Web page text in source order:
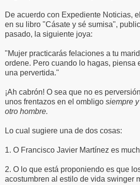
De acuerdo con Expediente Noticias,
en su libro "Cásate y sé sumisa",
pasado, la siguiente joya:
"Mujer practicarás felaciones a tu
ordene. Pero cuando lo hagas, piensa
una pervertida."
¡Ah cabrón! O sea que no es
unos frentazos en el ombligo siempre
otro hombre.
Lo cual sugiere una de dos cosas:
1. O Francisco Javier Martínez es
2. O lo que está proponiendo es que
acostumbren al estilo de vida swinger